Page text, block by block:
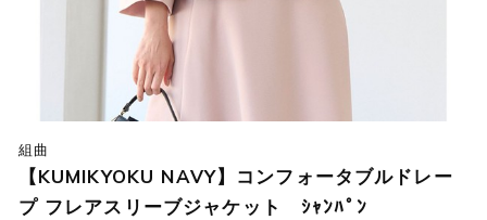
組曲
【KUMIKYOKU NAVY】コンフォータブルドレー
プ フレアスリーブジャケット ｼｬﾝﾊﾟﾝ